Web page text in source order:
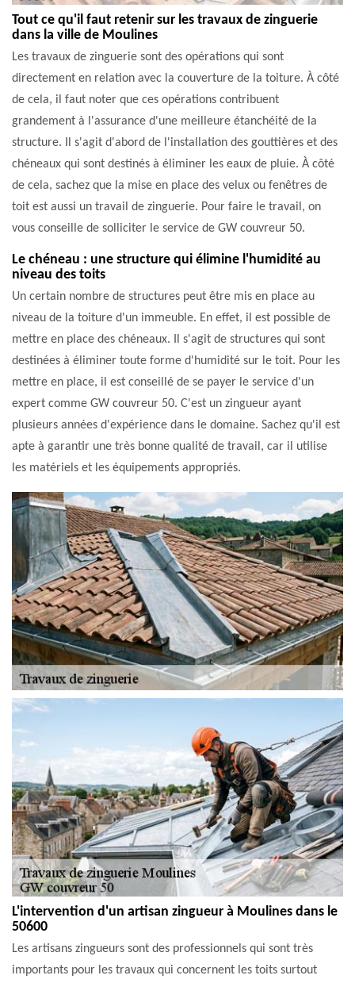
Tout ce qu'il faut retenir sur les travaux de zinguerie
dans la ville de Moulines
Les travaux de zinguerie sont des opérations qui sont
directement en relation avec la couverture de la toiture. À côté
de cela, il faut noter que ces opérations contribuent
grandement à l'assurance d'une meilleure étanchéité de la
structure. Il s'agit d'abord de l'installation des gouttières et des
chéneaux qui sont destinés à éliminer les eaux de pluie. À côté
de cela, sachez que la mise en place des velux ou fenêtres de
toit est aussi un travail de zinguerie. Pour faire le travail, on
vous conseille de solliciter le service de GW couvreur 50.
Le chéneau : une structure qui élimine l'humidité au
niveau des toits
Un certain nombre de structures peut être mis en place au
niveau de la toiture d'un immeuble. En effet, il est possible de
mettre en place des chéneaux. Il s'agit de structures qui sont
destinées à éliminer toute forme d'humidité sur le toit. Pour les
mettre en place, il est conseillé de se payer le service d'un
expert comme GW couvreur 50. C'est un zingueur ayant
plusieurs années d'expérience dans le domaine. Sachez qu'il est
apte à garantir une très bonne qualité de travail, car il utilise
les matériels et les équipements appropriés.
L'intervention d'un artisan zingueur à Moulines dans le
50600
Les artisans zingueurs sont des professionnels qui sont très
importants pour les travaux qui concernent les toits surtout